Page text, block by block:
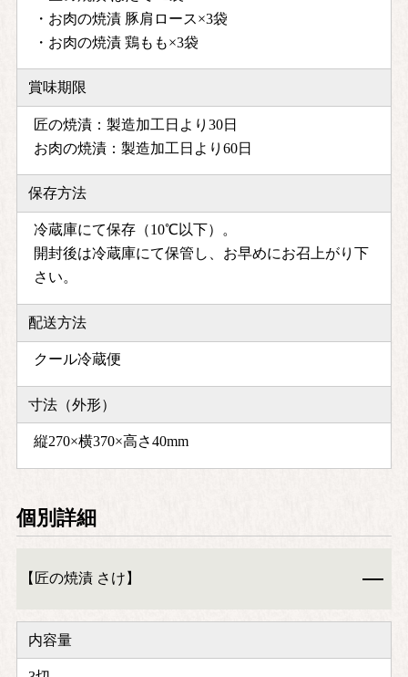
・お肉の焼漬 豚肩ロース×3袋
・お肉の焼漬 鶏もも×3袋
賞味期限
匠の焼漬：製造加工日より30日
お肉の焼漬：製造加工日より60日
保存方法
冷蔵庫にて保存（10℃以下）。
開封後は冷蔵庫にて保管し、お早めにお召上がり下
さい。
配送方法
クール冷蔵便
寸法（外形）
縦270×横370×高さ40mm
個別詳細
【匠の焼漬 さけ】
内容量